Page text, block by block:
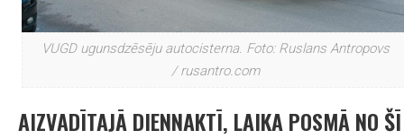
VUGD ugunsdzēsēju autocisterna. Foto: Ruslans Antropovs
/ rusantro.com
AIZVADĪTAJĀ DIENNAKTĪ, LAIKA POSMĀ NO ŠĪ